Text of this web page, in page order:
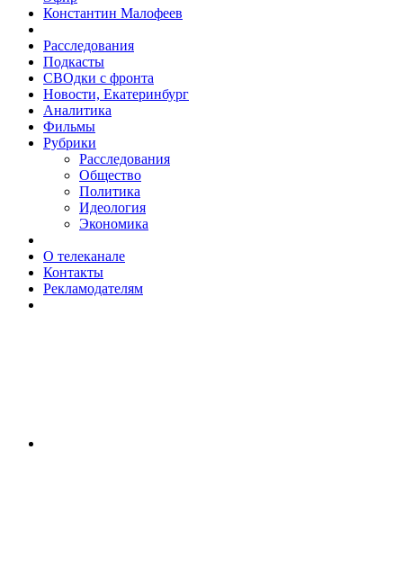
Константин Малофеев
Расследования
Подкасты
СВОдки с фронта
Новости, Екатеринбург
Аналитика
Фильмы
Рубрики
Расследования
Общество
Политика
Идеология
Экономика
О телеканале
Контакты
Рекламодателям